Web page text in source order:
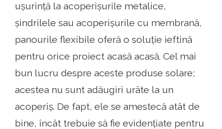
ușurință la acoperișurile metalice,
șindrilele sau acoperișurile cu membrană,
panourile flexibile oferă o soluție ieftină
pentru orice proiect acasă acasă. Cel mai
bun lucru despre aceste produse solare;
acestea nu sunt adăugiri urâte la un
acoperiș. De fapt, ele se amestecă atât de
bine, încât trebuie să fie evidențiate pentru